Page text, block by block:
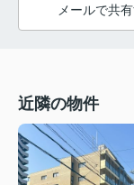
メールで共
近隣の物件